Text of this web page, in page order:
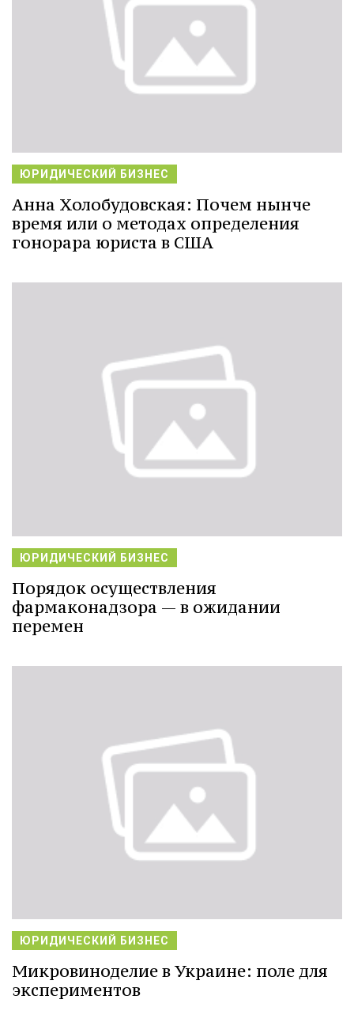
ЮРИДИЧЕСКИЙ БИЗНЕС
Анна Холобудовская: Почем нынче
время или о методах определения
гонорара юриста в США
ЮРИДИЧЕСКИЙ БИЗНЕС
Порядок осуществления
фармаконадзора — в ожидании
перемен
ЮРИДИЧЕСКИЙ БИЗНЕС
Микровиноделие в Украине: поле для
экспериментов